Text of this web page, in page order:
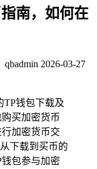
南，如何在
2026-03-27
TP钱包下载及
买加密货币
加密货币交
下载到买币的
包参与加密